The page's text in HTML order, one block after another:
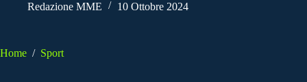
Redazione MME 10 Ottobre 2024
Home / Sport